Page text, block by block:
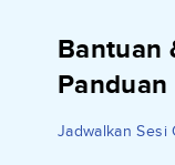
Bantuan
Panduan
Jadwalkan Sesi